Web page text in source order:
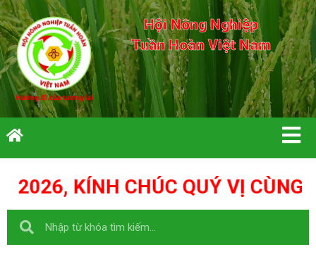
Hội Nông Nghiệp
Tuần Hoàn Việt Nam
QUÝ VỊ CÙNG GIA ĐÌNH: